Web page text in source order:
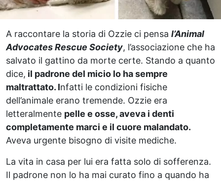
A raccontare la storia di Ozzie ci pensa l’Animal
Advocates Rescue Society, l’associazione che ha
salvato il gattino da morte certe. Stando a quanto
dice, il padrone del micio lo ha sempre
maltrattato. Infatti le condizioni fisiche
dell’animale erano tremende. Ozzie era
letteralmente pelle e osse, aveva i denti
completamente marci e il cuore malandato.
Aveva urgente bisogno di visite mediche.
La vita in casa per lui era fatta solo di sofferenza.
Il padrone non lo ha mai curato fino a quando ha